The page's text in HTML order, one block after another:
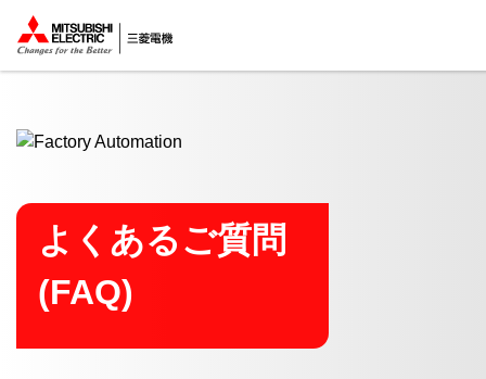
ここから本文
よくあるご質問
(FAQ)